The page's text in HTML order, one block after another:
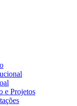
e Projetos